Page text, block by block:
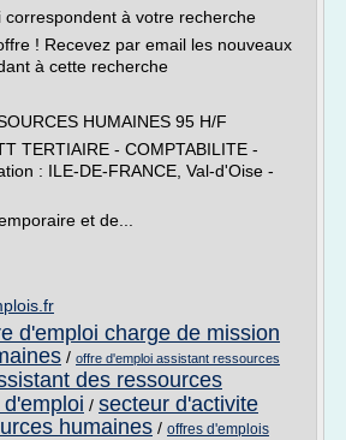
correspondent à votre recherche
! Recevez par email les nouveaux
à cette recherche
HUMAINES 95 H/F
TERTIAIRE - COMPTABILITE -
: ILE-DE-FRANCE, Val-d'Oise -
et de...
d'emploi charge de mission
/ offre d'emploi assistant ressources
des ressources
/ secteur d'activite
humaines / offres d'emplois